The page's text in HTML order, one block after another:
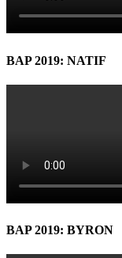
BAP 2019: NATIF
BAP 2019: BYRON